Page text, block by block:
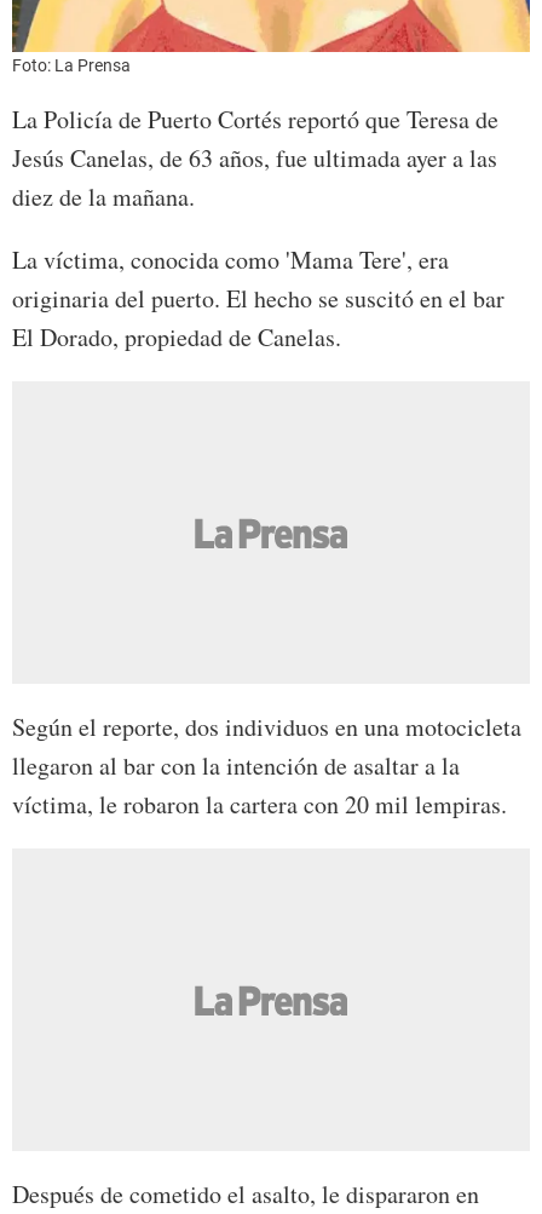
Foto: La Prensa
La Policía de Puerto Cortés reportó que Teresa de
Jesús Canelas, de 63 años, fue ultimada ayer a las
diez de la mañana.
La víctima, conocida como 'Mama Tere', era
originaria del puerto. El hecho se suscitó en el bar
El Dorado, propiedad de Canelas.
Según el reporte, dos individuos en una motocicleta
llegaron al bar con la intención de asaltar a la
víctima, le robaron la cartera con 20 mil lempiras.
Después de cometido el asalto, le dispararon en